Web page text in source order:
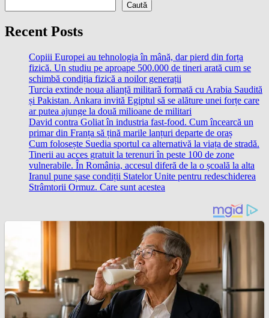
Caută
Recent Posts
Copiii Europei au tehnologia în mână, dar pierd din forța
fizică. Un studiu pe aproape 500.000 de tineri arată cum se
schimbă condiția fizică a noilor generații
Turcia extinde noua alianță militară formată cu Arabia Saudită
și Pakistan. Ankara invită Egiptul să se alăture unei forțe care
ar putea ajunge la două milioane de militari
David contra Goliat în industria fast-food. Cum încearcă un
primar din Franța să țină marile lanțuri departe de oraș
Cum folosește Suedia sportul ca alternativă la viața de stradă.
Tinerii au acces gratuit la terenuri în peste 100 de zone
vulnerabile. În România, accesul diferă de la o școală la alta
Iranul pune șase condiții Statelor Unite pentru redeschiderea
Strâmtorii Ormuz. Care sunt acestea